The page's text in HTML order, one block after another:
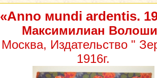
«Anno мundi аrdentis.
Максимилиан
Москва, Издательство "
1916г.